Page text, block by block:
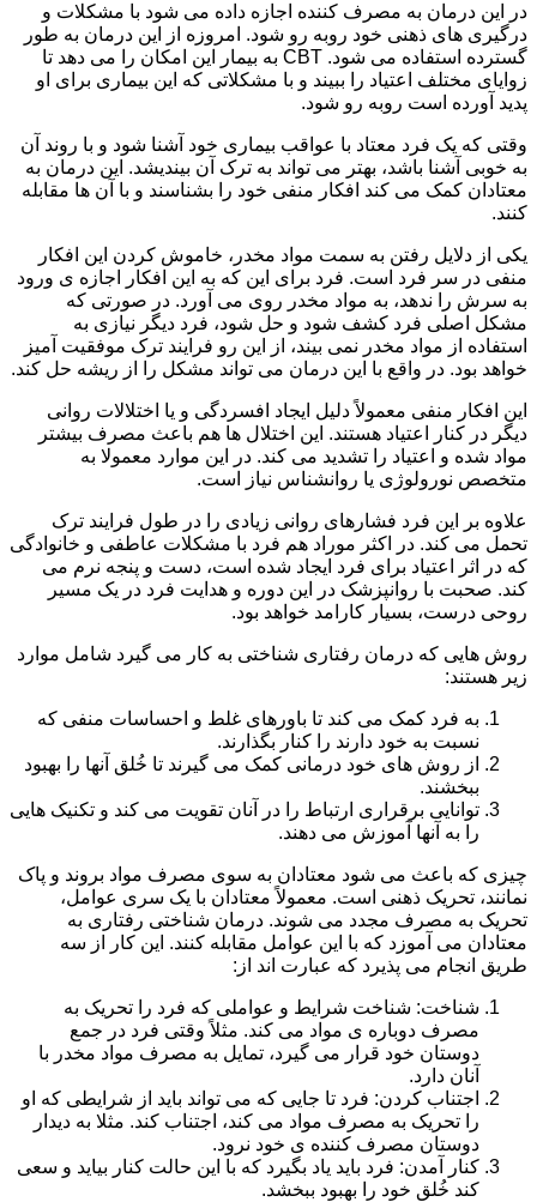
در این درمان به مصرف کننده اجازه داده می شود با مشکلات و
درگیری های ذهنی خود روبه رو شود. امروزه از این درمان به طور
گسترده استفاده می شود. CBT به بیمار این امکان را می دهد تا
زوایای مختلف اعتیاد را ببیند و با مشکلاتی که این بیماری برای او
پدید آورده است روبه رو شود.
وقتی که یک فرد معتاد با عواقب بیماری خود آشنا شود و با روند آن
به خوبی آشنا باشد، بهتر می تواند به ترک آن بیندیشد. این درمان به
معتادان کمک می کند افکار منفی خود را بشناسند و با آن ها مقابله
کنند.
یکی از دلایل رفتن به سمت مواد مخدر، خاموش کردن این افکار
منفی در سر فرد است. فرد برای این که به این افکار اجازه ی ورود
به سرش را ندهد، به مواد مخدر روی می آورد. در صورتی که
مشکل اصلی فرد کشف شود و حل شود، فرد دیگر نیازی به
استفاده از مواد مخدر نمی بیند، از این رو فرایند ترک موفقیت آمیز
خواهد بود. در واقع با این درمان می تواند مشکل را از ریشه حل کند.
این افکار منفی معمولاً دلیل ایجاد افسردگی و یا اختلالات روانی
دیگر در کنار اعتیاد هستند. این اختلال ها هم باعث مصرف بیشتر
مواد شده و اعتیاد را تشدید می کند. در این موارد معمولا به
متخصص نورولوژی یا روانشناس نیاز است.
علاوه بر این فرد فشارهای روانی زیادی را در طول فرایند ترک
تحمل می کند. در اکثر موراد هم فرد با مشکلات عاطفی و خانوادگی
که در اثر اعتیاد برای فرد ایجاد شده است، دست و پنجه نرم می
کند. صحبت با روانپزشک در این دوره و هدایت فرد در یک مسیر
روحی درست، بسیار کارامد خواهد بود.
روش هایی که درمان رفتاری شناختی به کار می گیرد شامل موارد
زیر هستند:
به فرد کمک می کند تا باورهای غلط و احساسات منفی که
نسبت به خود دارند را کنار بگذارند.
از روش های خود درمانی کمک می گیرند تا خُلق آنها را بهبود
ببخشند.
توانایی برقراری ارتباط را در آنان تقویت می کند و تکنیک هایی
را به آنها آموزش می دهند.
چیزی که باعث می شود معتادان به سوی مصرف مواد بروند و پاک
نمانند، تحریک ذهنی است. معمولاً معتادان با یک سری عوامل،
تحریک به مصرف مجدد می شوند. درمان شناختی رفتاری به
معتادان می آموزد که با این عوامل مقابله کنند. این کار از سه
طریق انجام می پذیرد که عبارت اند از:
شناخت: شناخت شرایط و عواملی که فرد را تحریک به
مصرف دوباره ی مواد می کند. مثلاً وقتی فرد در جمع
دوستان خود قرار می گیرد، تمایل به مصرف مواد مخدر با
آنان دارد.
اجتناب کردن: فرد تا جایی که می تواند باید از شرایطی که او
را تحریک به مصرف مواد می کند، اجتناب کند. مثلا به دیدار
دوستان مصرف کننده ی خود نرود.
کنار آمدن: فرد باید یاد بگیرد که با این حالت کنار بیاید و سعی
کند خُلق خود را بهبود ببخشد.